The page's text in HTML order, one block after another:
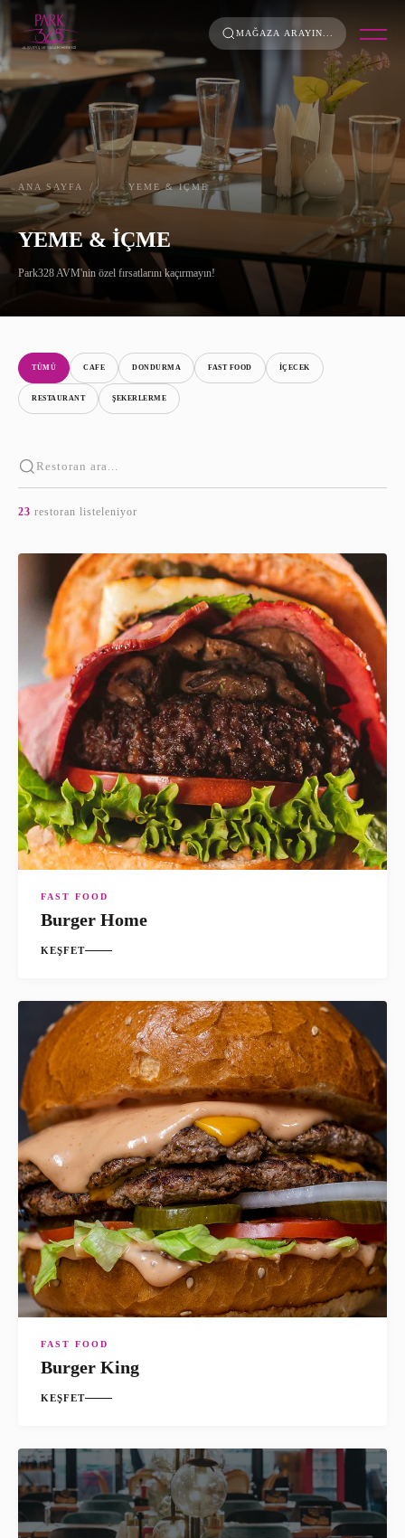
MAĞAZA ARAYIN...
ANA SAYFA YEME & İÇME
YEME & İÇME
Park328 AVM'nin özel fırsatlarını kaçırmayın!
TÜMÜ CAFE DONDURMA FAST FOOD İÇECEK
RESTAURANT ŞEKERLERME
23 restoran listeleniyor
FAST FOOD
Burger Home
KEŞFET
FAST FOOD
Burger King
KEŞFET
HAKKIMIZDA
PROJE BİLGİLERİ
KURUMSAL KİMLİK
ENERJİ POLİTİKAMIZ
FOTOĞRAFLAR
KAT PLANI